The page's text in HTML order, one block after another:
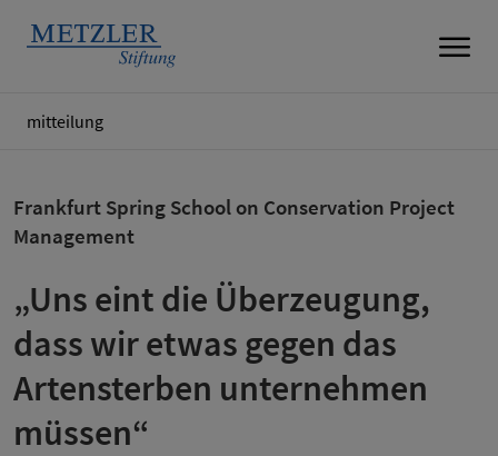
mitteilung
Frankfurt Spring School on Conservation Project
Management
„Uns eint die Überzeugung,
dass wir etwas gegen das
Artensterben unternehmen
müssen“